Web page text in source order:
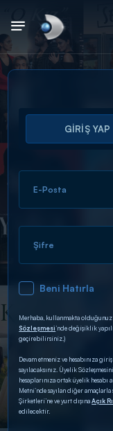
Arama
ARAMA
DİĞER SONUÇLAR
GİRİŞ YAP
E-Posta
Şifre
Beni Hatırla
Merhaba, kullanmakta
Sözleşmesi’nde değişiklik
geçirebilirsiniz.)
Devam etmeniz ve hesabınıza
sayılacaksınız. Üyelik
hesaplarınıza ortak üyelik hesabı
Metni’nde sayılan diğer
Şirketleri’ne ve yurt dışınaAçık
edilecektir.